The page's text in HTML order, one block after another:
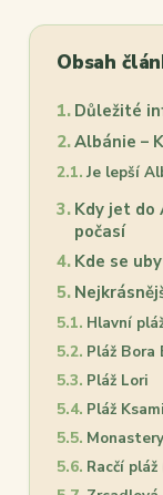
Obsah
Důležité
Albánie –
Je lepší
Kdy jet do
počasí
Kde se
Hlavní
Pláž Bora
Pláž Lori
Pláž
Racčí